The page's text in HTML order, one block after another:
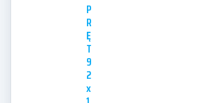
P
R
Ę
T
9
2
x